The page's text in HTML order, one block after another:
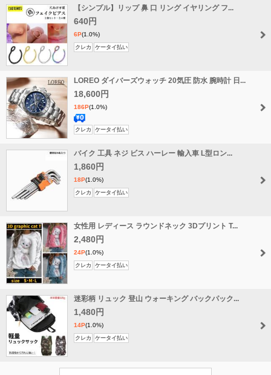
【シンプル】リップ 鼻 口 リング イヤリング フ...
640円
6P(1.0%)
クレカ ケータイ払い
LOREO ダイバーズウォッチ 20気圧 防水 腕時計 日...
18,600円
186P(1.0%)
送
無
料
クレカ ケータイ払い
バイク 工具 ネジ ビス ハーレー 輸入車 L型ロン...
1,860円
18P(1.0%)
クレカ ケータイ払い
女性用 レディース ラウンドネック 3Dプリント T...
2,480円
24P(1.0%)
クレカ ケータイ払い
迷彩柄 リュック 登山 ウォーキング バックパック...
1,480円
14P(1.0%)
クレカ ケータイ払い